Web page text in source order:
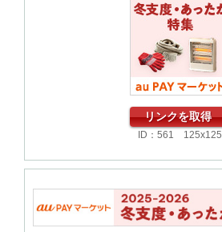
リンクを取得
ID：561 125x125